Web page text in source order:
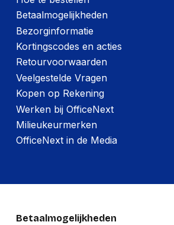
Betaalmogelijkheden
Bezorginformatie
Kortingscodes en acties
Retourvoorwaarden
Veelgestelde Vragen
Kopen op Rekening
Werken bij OfficeNext
Milieukeurmerken
OfficeNext in de Media
Betaalmogelijkheden